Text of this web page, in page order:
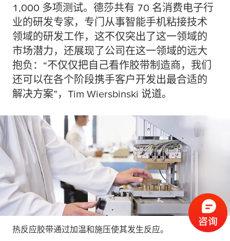
1,000 多项测试。德莎共有 70 名消费电子行
业的研发专家，专门从事智能手机粘接技术
领域的研发工作，这不仅突出了这一领域的
市场潜力，还展现了公司在这一领域的远大
抱负：“不仅仅把自己看作胶带制造商，我们
还可以在各个阶段携手客户开发出最合适的
解决方案”，Tim Wiersbinski 说道。
热反应胶带通过加温和施压使其发生反应。